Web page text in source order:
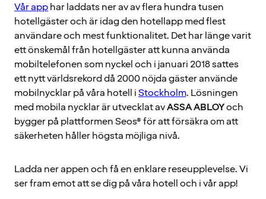
Vår apphar laddats ner av av flera hundra tusen
hotellgäster och är idag den hotellapp med flest
användare och mest funktionalitet. Det har länge varit
ett önskemål från hotellgäster att kunna använda
mobiltelefonen som nyckel och i januari 2018 sattes
ett nytt världsrekord då 2000 nöjda gäster använde
mobilnycklar på våra hotell iStockholm. Lösningen
med mobila nycklar är utvecklat avASSA ABLOYoch
bygger på plattformen Seos® för att försäkra om att
säkerheten håller högsta möjliga nivå.
Ladda ner appen och få en enklare reseupplevelse. Vi
ser fram emot att se dig på våra hotell och i vår app!